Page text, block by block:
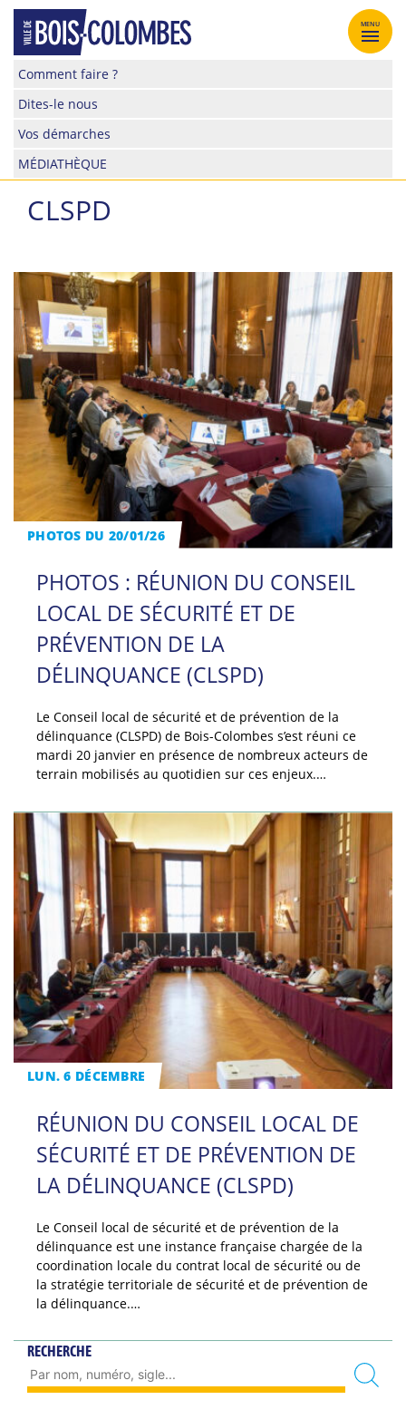
Skip
content
Site
de
la
de
Bois-
Colombes
Comment faire ?
Dites-le nous
Vos démarches
MÉDIATHÈQUE
MENU
CLSPD
PHOTOS DU 20/01/26
PHOTOS : RÉUNION DU CONSEIL
LOCAL DE SÉCURITÉ ET DE
PRÉVENTION DE LA
DÉLINQUANCE (CLSPD)
Le Conseil local de sécurité et de prévention de la
délinquance (CLSPD) de Bois-Colombes s’est réuni ce
mardi 20 janvier en présence de nombreux acteurs de
terrain mobilisés au quotidien sur ces enjeux.…
LUN. 6 DÉCEMBRE
RÉUNION DU CONSEIL LOCAL DE
SÉCURITÉ ET DE PRÉVENTION DE
LA DÉLINQUANCE (CLSPD)
Le Conseil local de sécurité et de prévention de la
délinquance est une instance française chargée de la
coordination locale du contrat local de sécurité ou de
la stratégie territoriale de sécurité et de prévention de
la délinquance.…
RECHERCHE